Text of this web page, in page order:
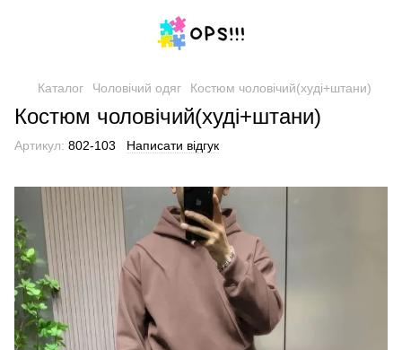
Каталог Чоловічий одяг Костюм чоловічий(худі+штани)
Костюм чоловічий(худі+штани)
Артикул: 802-103 Написати відгук